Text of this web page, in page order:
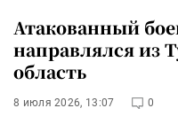
Атакованный
направлялся из
область
8 июля 2026, 13:07 0